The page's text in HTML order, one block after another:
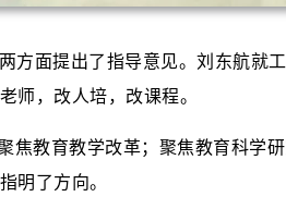
方面提出了指导意见。刘东航就
师，改人培，改课程。
教育教学改革；聚焦教育科学
明了方向。